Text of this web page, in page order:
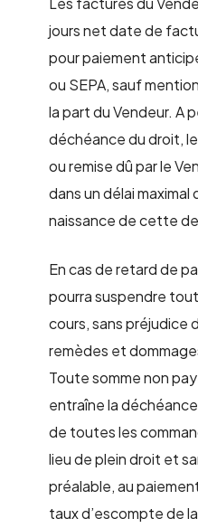
jours net date de
pour paiement
ou SEPA, sauf
la part du Vendeur. A
déchéance du droit,
ou remise dû par le
dans un délai maximal
naissance de cette
En cas de retard de
pourra suspendre
cours, sans préjudice
remèdes et
Toute somme non
entraîne la
de toutes les
lieu de plein droit et
préalable, au
taux d’escompte de